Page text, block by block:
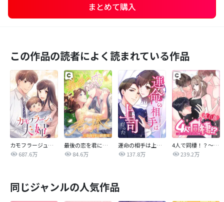
まとめて購入
この作品の読者によく読まれている作品
カモフラージュ夫婦
687.6万
最後の恋を君に捧ぐ～余命1年の御曹司～
84.6万
運命の相手は上司だった
137.8万
4人で同棲！？～逆ハーレムハウスへようこそ♥～【改訂版】
239.2万
同じジャンルの人気作品